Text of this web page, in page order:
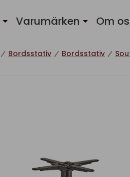
Varumärken Om
Bordsstativ Bordsstativ